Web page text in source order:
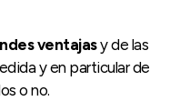
ventajasy de las
y en particular de
o no.